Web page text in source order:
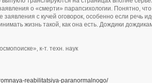
о «смерти» парапсихологии. Понятно, что
с кучей оговорок, особенно если речь
жизнь такой, как она есть. Дождики
к-т. техн. наук
reabilitatsiya-paranormalnogo/